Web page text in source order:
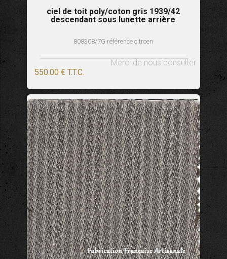
ciel de toit poly/coton gris 1939/42
descendant sous lunette arrière
808308/7G référence citroen
550.00 € T.T.C.
Merci de nous consulter